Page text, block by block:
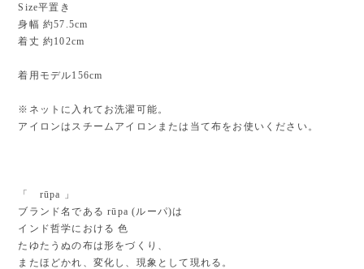
Size平置き
身幅 約57.5cm
着丈 約102cm
着用モデル156cm
※ネットに入れてお洗濯可能。
アイロンはスチームアイロンまたは当て布をお使いください。
「 rūpa 」
ブランド名である rūpa (ルーパ)は
インド哲学における 色
たゆたうぬの布は形をづくり、
またほどかれ、変化し、現象として現れる。